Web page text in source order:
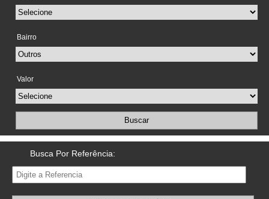
Bairro
Valor
Buscar
Busca Por Referência: